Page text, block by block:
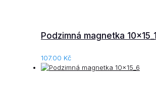
Podzimná magnetka 10x15_1
107.00 Kč